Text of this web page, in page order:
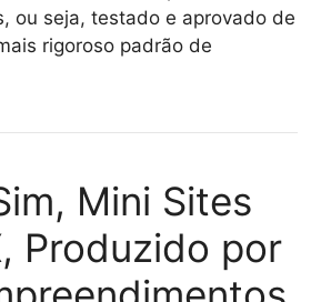
ou seja, testado e aprovado de
rigoroso padrão de
Mini Sites
Produzido por